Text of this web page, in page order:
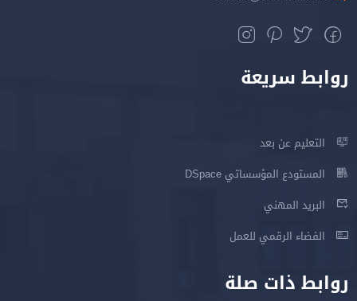
روابط سريعة
التعليم عن بعد
المستودع المؤسساتي DSpace
البريد المهني
الفضاء الرقمي للعمل
روابط ذات صلة